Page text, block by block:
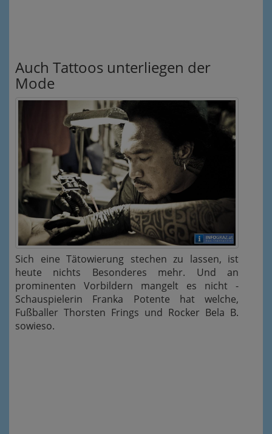
Auch Tattoos unterliegen der
Mode
Sich eine Tätowierung stechen zu lassen, ist
heute nichts Besonderes mehr. Und an
prominenten Vorbildern mangelt es nicht -
Schauspielerin Franka Potente hat welche,
Fußballer Thorsten Frings und Rocker Bela B.
sowieso.